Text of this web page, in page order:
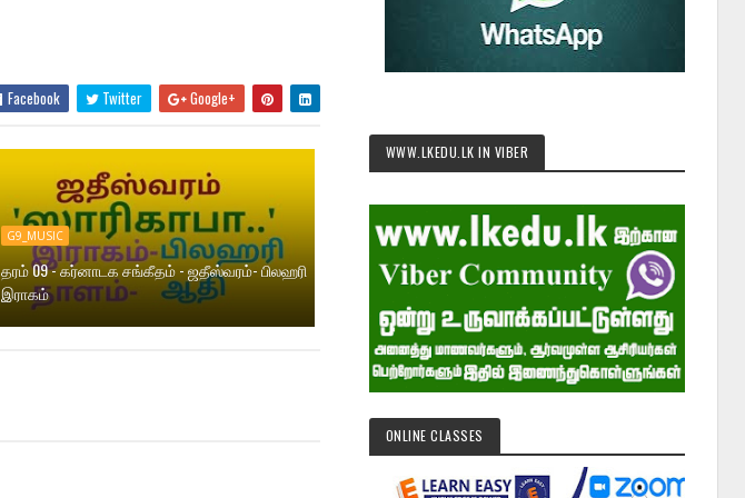
Facebook Twitter Google+
G9_MUSIC
தரம் 09 - கர்னாடக சங்கீதம் - ஜதீஸ்வரம்- பிலஹரி
இராகம்
WWW.LKEDU.LK IN VIBER
ONLINE CLASSES